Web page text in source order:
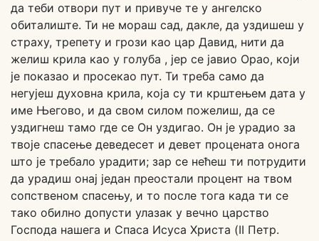
да теби отвори пут и привуче те у ангелско
обиталиште. Ти не мораш сад, дакле, да уздишеш у
страху, трепету и грози као цар Давид, нити да
желиш крила као у голуба , јер се јавио Орао, који
је показао и просекао пут. Ти треба само да
негујеш духовна крила, која су ти крштењем дата у
име Његово, и да свом силом пожелиш, да се
уздигнеш тамо где се Он уздигао. Он је урадио за
твоје спасење деведесет и девет процената онога
што је требало урадити; зар се нећеш ти потрудити
да урадиш онај један преостали процент на твом
сопственом спасењу, и то после тога када ти се
тако обилно допусти улазак у вечно царство
Господа нашега и Спаса Исуса Христа (II Петр.